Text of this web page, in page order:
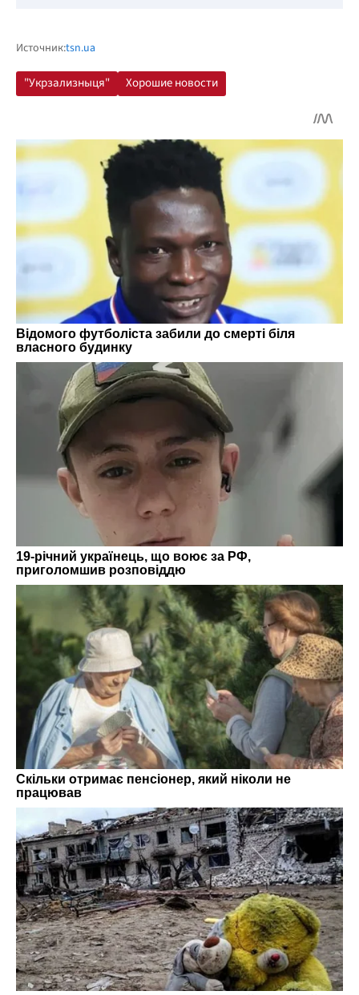
Источник:tsn.ua
"Укрзализныця" Хорошие новости